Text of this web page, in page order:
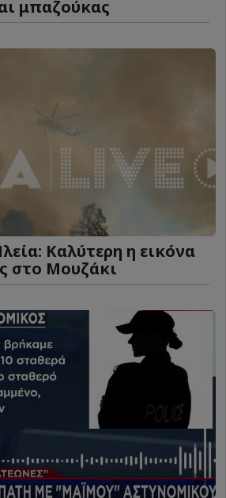
μπαζούκας
Καλύτερη η εικόνα
στο Μουζάκι